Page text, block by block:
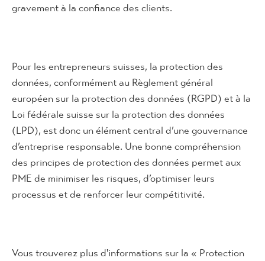
gravement à la confiance des clients.
Pour les entrepreneurs suisses, la protection des
données, conformément au Règlement général
européen sur la protection des données (RGPD) et à la
Loi fédérale suisse sur la protection des données
(LPD), est donc un élément central d’une gouvernance
d’entreprise responsable. Une bonne compréhension
des principes de protection des données permet aux
PME de minimiser les risques, d’optimiser leurs
processus et de renforcer leur compétitivité.
Vous trouverez plus d'informations sur la « Protection